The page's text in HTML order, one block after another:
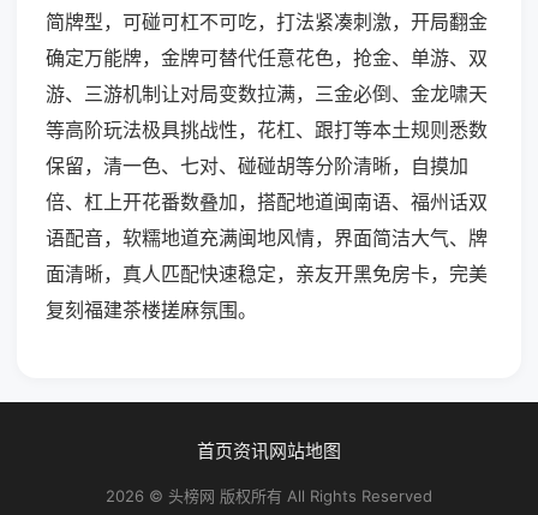
简牌型，可碰可杠不可吃，打法紧凑刺激，开局翻金
确定万能牌，金牌可替代任意花色，抢金、单游、双
游、三游机制让对局变数拉满，三金必倒、金龙啸天
等高阶玩法极具挑战性，花杠、跟打等本土规则悉数
保留，清一色、七对、碰碰胡等分阶清晰，自摸加
倍、杠上开花番数叠加，搭配地道闽南语、福州话双
语配音，软糯地道充满闽地风情，界面简洁大气、牌
面清晰，真人匹配快速稳定，亲友开黑免房卡，完美
复刻福建茶楼搓麻氛围。
首页资讯网站地图
2026 © 头榜网 版权所有 All Rights Reserved